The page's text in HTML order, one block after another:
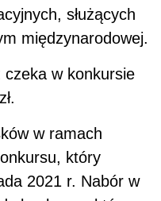
służących
międzynarodowej.
czeka w konkursie
w ramach
który
2021 r. Nabór w